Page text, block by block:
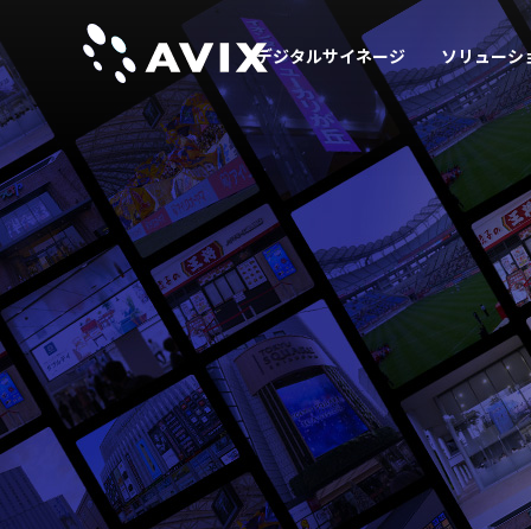
デジタルサイネージ ソリューシ